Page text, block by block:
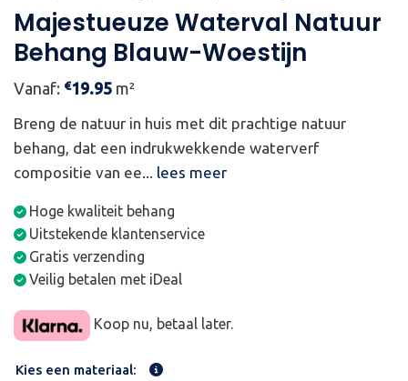
Majestueuze Waterval Natuur
Behang Blauw-Woestijn
Vanaf: €19.95 m²
Breng de natuur in huis met dit prachtige natuur
behang, dat een indrukwekkende waterverf
compositie van ee... lees meer
Hoge kwaliteit behang
Uitstekende klantenservice
Gratis verzending
Veilig betalen met iDeal
Koop nu, betaal later.
Kies een materiaal: